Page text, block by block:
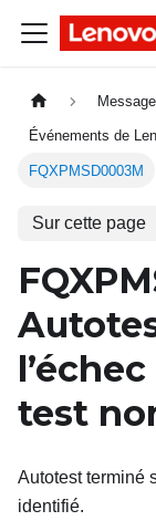
Événements de
FQXPMSD0003M
Sur cette page
test
Autotest terminé
identifié.